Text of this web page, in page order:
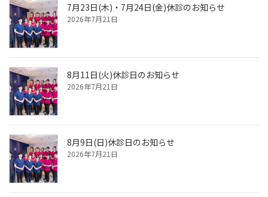
7月23日(木)・7月24日(金)休診のお知らせ
2026年7月21日
8月11日(火)休診日のお知らせ
2026年7月21日
8月9日(日)休診日のお知らせ
2026年7月21日